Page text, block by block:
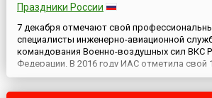
Праздники России
7 декабря отмечают свой
специалисты инженерно-авиационной
командования Военно-воздушных сил ВКС
Федерации. В 2016 году ИАС отметила свой
юбилей.Несмотря на то, что в числе